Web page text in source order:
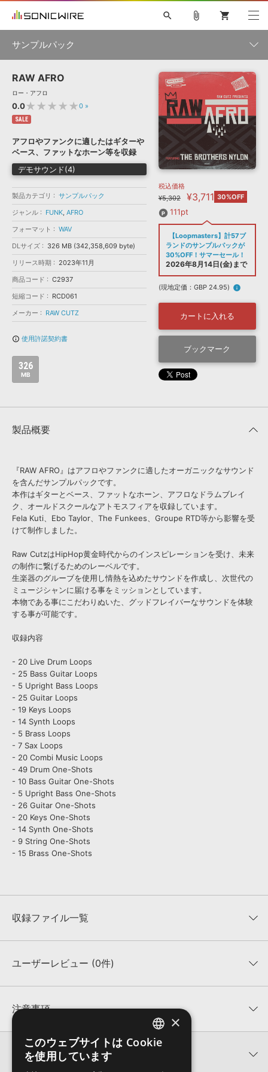
ソフト音源 »
プラグイン・エフェクト »
サンプルパック »
ソフトウェア／ツール »
DAW »
効果音 »
BGM »
特集 »
ニュースレター »
SONICWIREブログ »
製品サポート情報 »
DTMガイド »
FAQ »
お問い合わせ »
音楽カード
楽曲配信流通 サービス
無償のサウンド管理ソフト
次世代型 ボーカル・エディタ
APS
search
初音ミク NT 巡音ルカ V4X
MEIKO V3
KAITO V3
TOONTRACK
SPITFIRE AUDIO
VIENNA
EZ DRUMMER 3
ライセンスフリーBGM
ボーカル抜き出し
DUBSTEP
ELECTRONICA
EDM TRANCE
ROUTER.FM
SONOCA
ソフト音源 プラグイン・エフェクト
ソフトウェア／ツール 効果音
attach_file shopping_cart
サンプルパック
製品一覧
メーカー
フォーマット
ランキング
RAW AFRO
ロー・アフロ
0.0★★★★★0 »
SALE
アフロやファンクに適したはギターや
ベース、ファットなホーン等を収録
デモサウンド(4)
製品カテゴリ
サンプルパック
ジャンル
FUNK, AFRO
フォーマット
WAV
DLサイズ
326 MB (342,358,609 byte)
リリース時期
2023年11月
商品コード
C2937
短縮コード
RCD061
メーカー
RAW CUTZ
info_outline 使用許諾契約書
326
MB
税込価格
¥5,302
¥3,711 30%OFF
111pt
【Loopmasters】計57ブ
ランドのサンプルパックが
30%OFF！サマーセール！
2026年8月14日(金)まで
(現地定価：GBP 24.95) info
カートに入れる
ブックマーク
製品概要
『RAW AFRO』はアフロやファンクに適したオーガニックなサウンド
を含んだサンプルパックです。
本作はギターとベース、ファットなホーン、アフロなドラムブレイ
ク、オールドスクールなアトモスフィアを収録しています。
Fela Kuti、Ebo Taylor、The Funkees、Groupe RTD等から影響を受
けて制作しました。
Raw CutzはHipHop黄金時代からのインスピレーションを受け、未来
の制作に繋げるためのレーベルです。
生楽器のグルーブを使用し情熱を込めたサウンドを作成し、次世代の
ミュージシャンに届ける事をミッションとしています。
本物である事にこだわりぬいた、グッドフレイバーなサウンドを体験
する事が可能です。
収録内容
- 20 Live Drum Loops
- 25 Bass Guitar Loops
- 5 Upright Bass Loops
- 25 Guitar Loops
- 19 Keys Loops
- 14 Synth Loops
- 5 Brass Loops
- 7 Sax Loops
- 20 Combi Music Loops
- 49 Drum One-Shots
- 10 Bass Guitar One-Shots
- 5 Upright Bass One-Shots
- 26 Guitar One-Shots
- 20 Keys One-Shots
- 14 Synth One-Shots
- 9 String One-Shots
- 15 Brass One-Shots
収録ファイル一覧
収録ファイル一覧
ユーザーレビュー (0件)
★★★★★
★5
★4
注意事項
KONTAKTフォーマットについて：
サンプルパック製品の
KONTAKTフォーマットは、製品版KONTAKT（別売）
でお使いいただけます。無償版のKONTAKT PLAYERではお使いい
関連情報
ENGLISH
×
このウェブサイトは Cookie
を使用しています